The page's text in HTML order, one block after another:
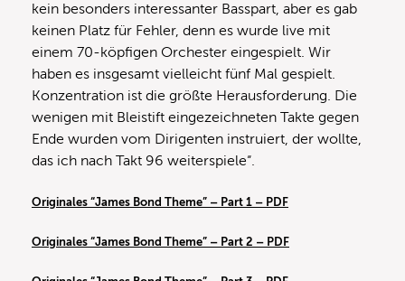
kein besonders interessanter Basspart, aber es gab
keinen Platz für Fehler, denn es wurde live mit
einem 70-köpfigen Orchester eingespielt. Wir
haben es insgesamt vielleicht fünf Mal gespielt.
Konzentration ist die größte Herausforderung. Die
wenigen mit Bleistift eingezeichneten Takte gegen
Ende wurden vom Dirigenten instruiert, der wollte,
das ich nach Takt 96 weiterspiele“.
Originales “James Bond Theme” – Part 1 – PDF
Originales “James Bond Theme” – Part 2 – PDF